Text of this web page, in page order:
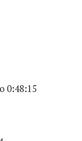
0:48:15